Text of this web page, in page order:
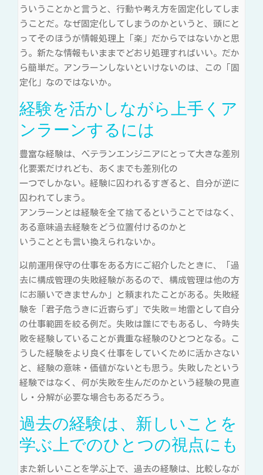
ういうことかと言うと、行動や考え方を固定化してしま
うことだ。なぜ固定化してしまうのかというと、頭にと
ってそのほうが情報処理上「楽」だからではないかと思
う。新たな情報もいままでどおり処理すればいい。だか
ら簡単だ。アンラーンしないといけないのは、この「固
定化」なのではないか。
経験を活かしながら上手くア
ンラーンするには
豊富な経験は、ベテランエンジニアにとって大きな差別
化要素だけれども、あくまでも差別化の
一つでしかない。経験に囚われるすぎると、自分が逆に
囚われてしまう。
アンラーンとは経験を全て捨てるということではなく、
ある意味過去経験をどう位置付けるのかと
いうこととも言い換えられないか。
以前運用保守の仕事をある方にご紹介したときに、「過
去に構成管理の失敗経験があるので、構成管理は他の方
にお願いできませんか」と頼まれたことがある。失敗経
験を「君子危うきに近寄らず」で失敗＝地雷として自分
の仕事範囲を絞る例だ。失敗は誰にでもあるし、今時失
敗を経験していることが貴重な経験のひとつとなる。こ
うした経験をより良く仕事をしていくために活かさない
と、経験の意味・価値がないとも思う。失敗したという
経験ではなく、何が失敗を生んだのかという経験の見直
し・分解が必要な場合もあるだろう。
過去の経験は、新しいことを
学ぶ上でのひとつの視点にも
また新しいことを学ぶ上で、過去の経験は、比較しなが